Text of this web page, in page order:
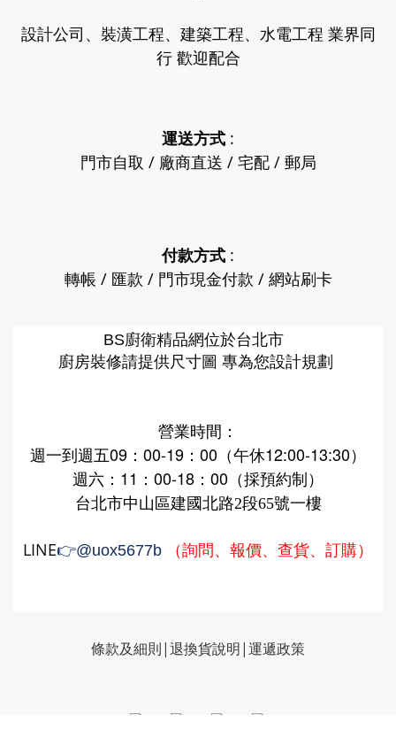
設計公司、裝潢工程、建築工程、水電工程 業界同
行 歡迎配合
運送方式 :
門市自取 / 廠商直送 / 宅配 / 郵局
付款方式 :
轉帳 / 匯款 / 門市現金付款 / 網站刷卡
BS廚衛精品網位於台北市
廚房裝修請提供尺寸圖 專為您設計規劃
營業時間：
週一到週五09：00-19：00（午休12:00-13:30）
週六：11：00-18：00（採預約制）
台北市中山區建國北路2段65號一樓
LINE👉@uox5677b （詢問、報價、查貨、訂購）
條款及細則|退換貨說明|運遞政策